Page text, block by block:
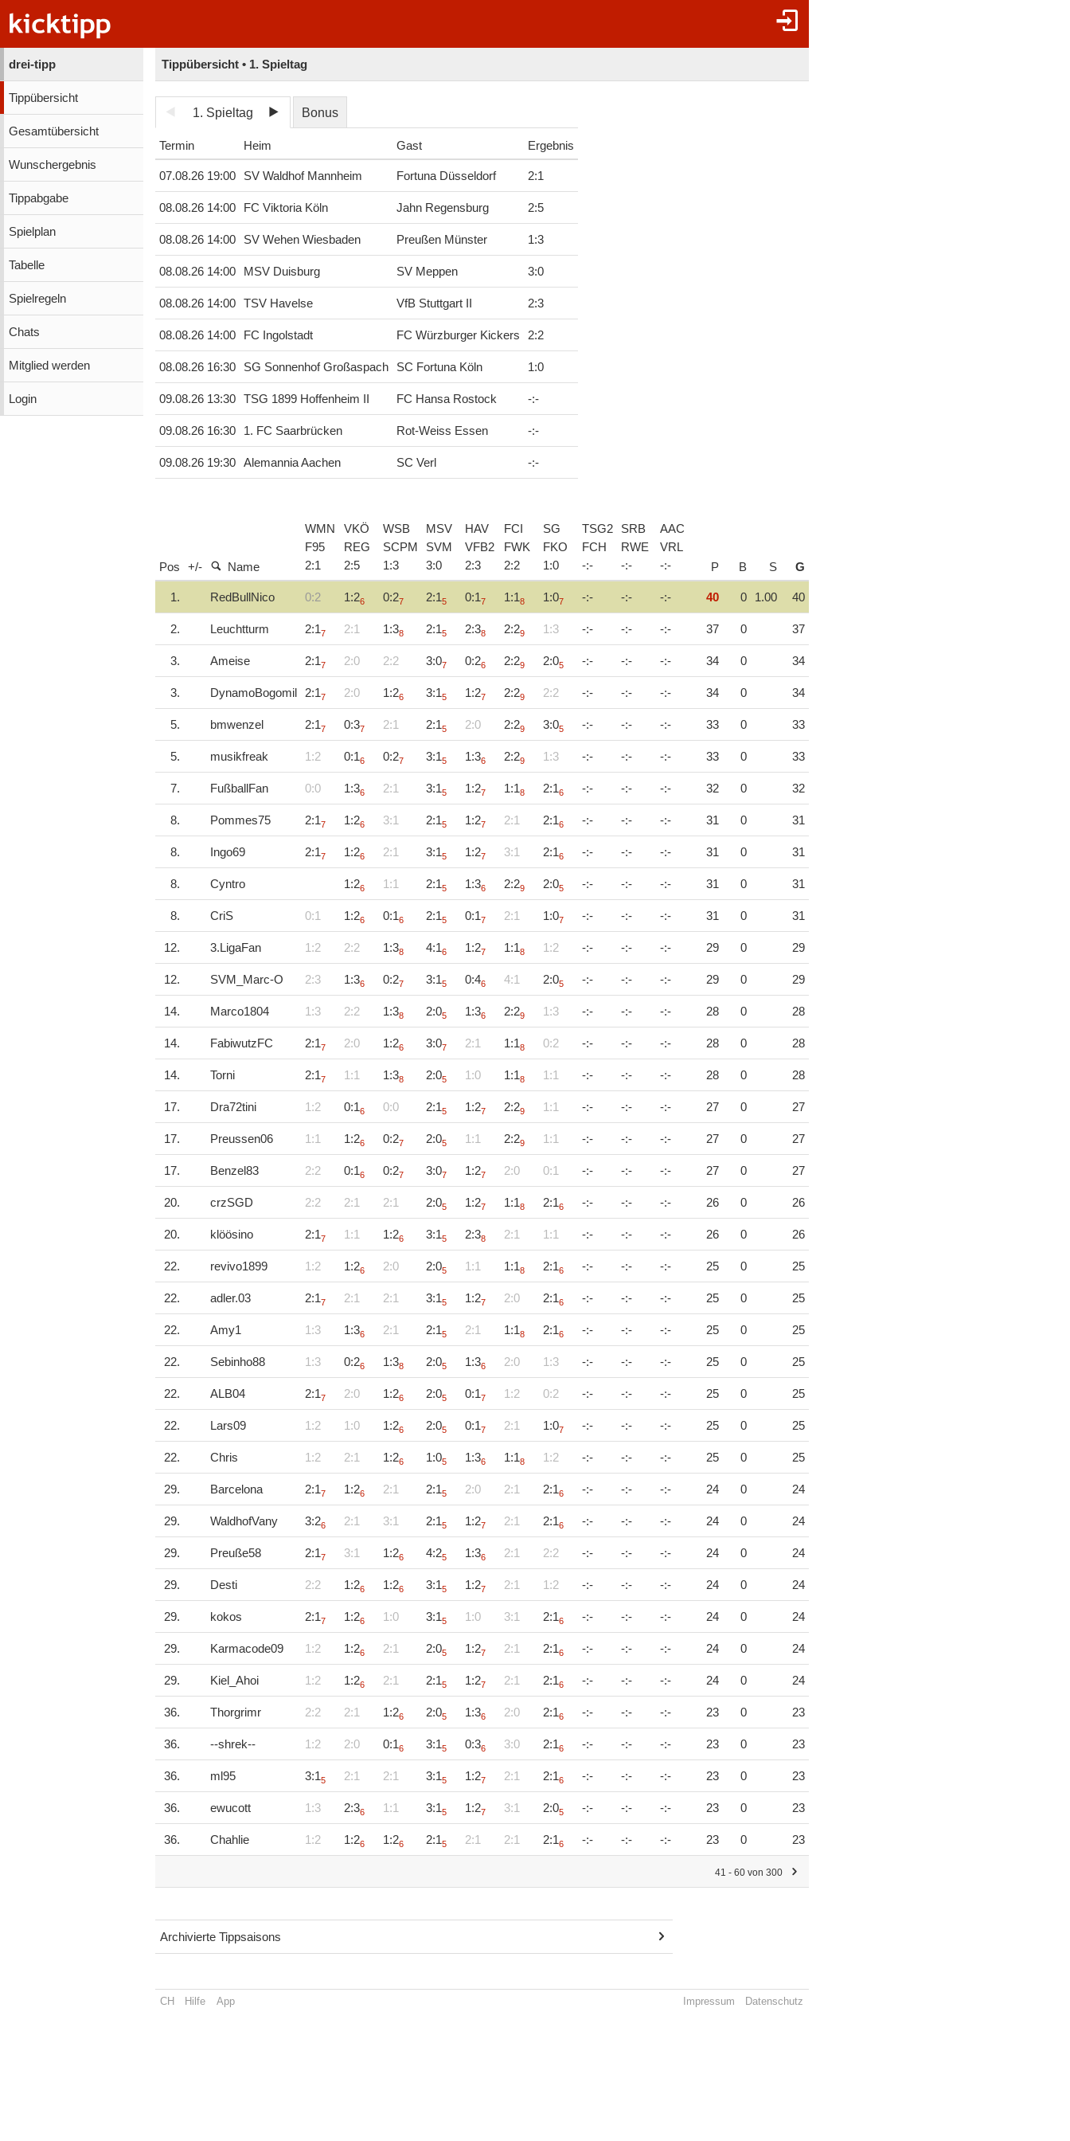
drei-tipp
Tippübersicht
Gesamtübersicht
Wunschergebnis
Tippabgabe
Spielplan
Tabelle
Spielregeln
Chats
Mitglied werden
Login
Tippübersicht • 1. Spieltag
1. Spieltag Bonus
Termin Heim Gast Ergebnis
07.08.26 19:00 SV Waldhof Mannheim Fortuna Düsseldorf 2:1
08.08.26 14:00 FC Viktoria Köln Jahn Regensburg 2:5
08.08.26 14:00 SV Wehen Wiesbaden Preußen Münster 1:3
08.08.26 14:00 MSV Duisburg SV Meppen 3:0
08.08.26 14:00 TSV Havelse VfB Stuttgart II 2:3
08.08.26 14:00 FC Ingolstadt FC Würzburger Kickers 2:2
08.08.26 16:30 SG Sonnenhof Großaspach SC Fortuna Köln 1:0
09.08.26 13:30 TSG 1899 Hoffenheim II FC Hansa Rostock -:-
09.08.26 16:30 1. FC Saarbrücken Rot-Weiss Essen -:-
09.08.26 19:30 Alemannia Aachen SC Verl -:-
Pos +/- Name
WMN
F95
2:1
VKÖ
REG
2:5
WSB
SCPM
1:3
MSV
SVM
3:0
HAV
VFB2
2:3
FCI
FWK
2:2
SG
FKO
1:0
TSG2
FCH
-:-
SRB
RWE
-:-
AAC
VRL
-:- P B S G
1. RedBullNico 0:2 1:26 0:27 2:15 0:17 1:18 1:07 -:- -:- -:- 40 0 1.00 40
2. Leuchtturm 2:17 2:1 1:38 2:15 2:38 2:29 1:3 -:- -:- -:- 37 0 37
3. Ameise 2:17 2:0 2:2 3:07 0:26 2:29 2:05 -:- -:- -:- 34 0 34
3. DynamoBogomil 2:17 2:0 1:26 3:15 1:27 2:29 2:2 -:- -:- -:- 34 0 34
5. bmwenzel 2:17 0:37 2:1 2:15 2:0 2:29 3:05 -:- -:- -:- 33 0 33
5. musikfreak 1:2 0:16 0:27 3:15 1:36 2:29 1:3 -:- -:- -:- 33 0 33
7. FußballFan 0:0 1:36 2:1 3:15 1:27 1:18 2:16 -:- -:- -:- 32 0 32
8. Pommes75 2:17 1:26 3:1 2:15 1:27 2:1 2:16 -:- -:- -:- 31 0 31
8. Ingo69 2:17 1:26 2:1 3:15 1:27 3:1 2:16 -:- -:- -:- 31 0 31
8. Cyntro 1:26 1:1 2:15 1:36 2:29 2:05 -:- -:- -:- 31 0 31
8. CriS 0:1 1:26 0:16 2:15 0:17 2:1 1:07 -:- -:- -:- 31 0 31
12. 3.LigaFan 1:2 2:2 1:38 4:16 1:27 1:18 1:2 -:- -:- -:- 29 0 29
12. SVM_Marc-O 2:3 1:36 0:27 3:15 0:46 4:1 2:05 -:- -:- -:- 29 0 29
14. Marco1804 1:3 2:2 1:38 2:05 1:36 2:29 1:3 -:- -:- -:- 28 0 28
14. FabiwutzFC 2:17 2:0 1:26 3:07 2:1 1:18 0:2 -:- -:- -:- 28 0 28
14. Torni 2:17 1:1 1:38 2:05 1:0 1:18 1:1 -:- -:- -:- 28 0 28
17. Dra72tini 1:2 0:16 0:0 2:15 1:27 2:29 1:1 -:- -:- -:- 27 0 27
17. Preussen06 1:1 1:26 0:27 2:05 1:1 2:29 1:1 -:- -:- -:- 27 0 27
17. Benzel83 2:2 0:16 0:27 3:07 1:27 2:0 0:1 -:- -:- -:- 27 0 27
20. crzSGD 2:2 2:1 2:1 2:05 1:27 1:18 2:16 -:- -:- -:- 26 0 26
20. klöösino 2:17 1:1 1:26 3:15 2:38 2:1 1:1 -:- -:- -:- 26 0 26
22. revivo1899 1:2 1:26 2:0 2:05 1:1 1:18 2:16 -:- -:- -:- 25 0 25
22. adler.03 2:17 2:1 2:1 3:15 1:27 2:0 2:16 -:- -:- -:- 25 0 25
22. Amy1 1:3 1:36 2:1 2:15 2:1 1:18 2:16 -:- -:- -:- 25 0 25
22. Sebinho88 1:3 0:26 1:38 2:05 1:36 2:0 1:3 -:- -:- -:- 25 0 25
22. ALB04 2:17 2:0 1:26 2:05 0:17 1:2 0:2 -:- -:- -:- 25 0 25
22. Lars09 1:2 1:0 1:26 2:05 0:17 2:1 1:07 -:- -:- -:- 25 0 25
22. Chris 1:2 2:1 1:26 1:05 1:36 1:18 1:2 -:- -:- -:- 25 0 25
29. Barcelona 2:17 1:26 2:1 2:15 2:0 2:1 2:16 -:- -:- -:- 24 0 24
29. WaldhofVany 3:26 2:1 3:1 2:15 1:27 2:1 2:16 -:- -:- -:- 24 0 24
29. Preuße58 2:17 3:1 1:26 4:25 1:36 2:1 2:2 -:- -:- -:- 24 0 24
29. Desti 2:2 1:26 1:26 3:15 1:27 2:1 1:2 -:- -:- -:- 24 0 24
29. kokos 2:17 1:26 1:0 3:15 1:0 3:1 2:16 -:- -:- -:- 24 0 24
29. Karmacode09 1:2 1:26 2:1 2:05 1:27 2:1 2:16 -:- -:- -:- 24 0 24
29. Kiel_Ahoi 1:2 1:26 2:1 2:15 1:27 2:1 2:16 -:- -:- -:- 24 0 24
36. Thorgrimr 2:2 2:1 1:26 2:05 1:36 2:0 2:16 -:- -:- -:- 23 0 23
36. --shrek-- 1:2 2:0 0:16 3:15 0:36 3:0 2:16 -:- -:- -:- 23 0 23
36. ml95 3:15 2:1 2:1 3:15 1:27 2:1 2:16 -:- -:- -:- 23 0 23
36. ewucott 1:3 2:36 1:1 3:15 1:27 3:1 2:05 -:- -:- -:- 23 0 23
36. Chahlie 1:2 1:26 1:26 2:15 2:1 2:1 2:16 -:- -:- -:- 23 0 23
41 - 60 von 300
Archivierte Tippsaisons
CH Hilfe App Impressum Datenschutz